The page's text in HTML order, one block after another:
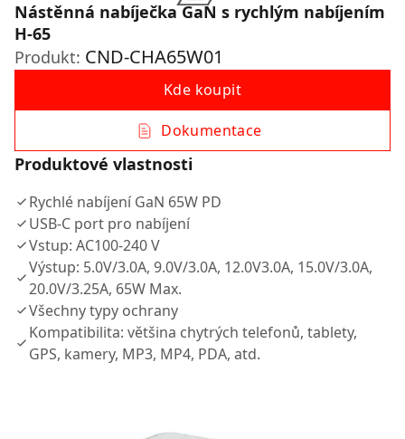
Nástěnná nabíječka GaN s rychlým nabíjením
H-65
Produkt: CND-CHA65W01
Kde koupit
Dokumentace
Produktové vlastnosti
Rychlé nabíjení GaN 65W PD
USB-C port pro nabíjení
Vstup: AC100-240 V
Výstup: 5.0V/3.0A, 9.0V/3.0A, 12.0V3.0A, 15.0V/3.0A,
20.0V/3.25A, 65W Max.
Všechny typy ochrany
Kompatibilita: většina chytrých telefonů, tablety,
GPS, kamery, MP3, MP4, PDA, atd.